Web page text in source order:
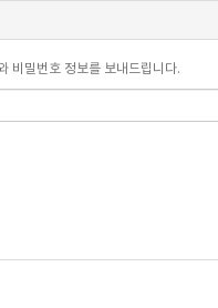
비밀번호 정보를 보내드립니다.